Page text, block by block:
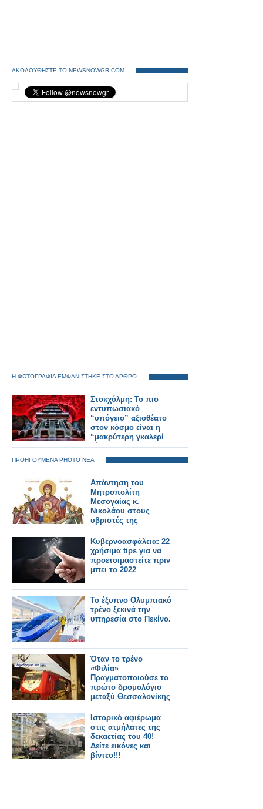
ΑΚΟΛΟΥΘΗΣΤΕ ΤΟ NEWSNOWGR.COM
Η ΦΩΤΟΓΡΑΦΙΑ ΕΜΦΑΝΙΣΤΗΚΕ ΣΤΟ ΑΡΘΡΟ
Στοκχόλμη: Το πιο
εντυπωσιακό
“υπόγειο” αξιοθέατο
στον κόσμο είναι η
“μακρύτερη γκαλερί
τέχνης”!
ΠΡΟΗΓΟΥΜΕΝΑ PHOTO ΝΕΑ
Απάντηση του
Μητροπολίτη
Μεσογαίας κ.
Νικολάου στους
υβριστές της
Παναγίας
Κυβερνοασφάλεια: 22
χρήσιμα tips για να
προετοιμαστείτε πριν
μπει το 2022
Το έξυπνο Ολυμπιακό
τρένο ξεκινά την
υπηρεσία στο Πεκίνο.
Όταν το τρένο
«Φιλία»
Πραγματοποιούσε το
πρώτο δρομολόγιο
μεταξύ Θεσσαλονίκης
-
Κωνσταντινούπολης.
Ιστορικό αφιέρωμα
στις ατμήλατες της
δεκαετίας του 40!
Δείτε εικόνες και
βίντεο!!!